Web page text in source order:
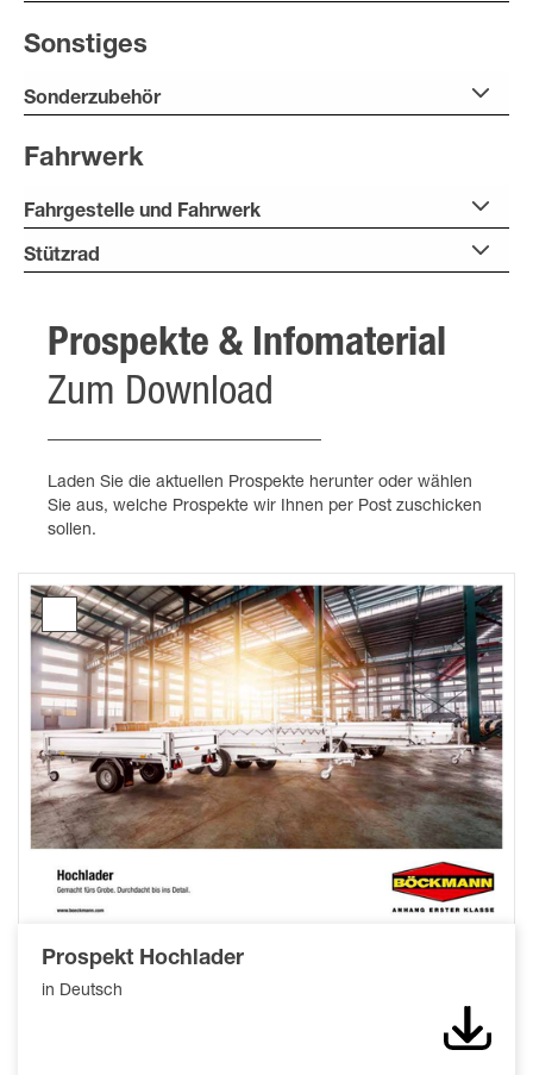
Sonstiges
Sonderzubehör
Fahrwerk
Fahrgestelle und Fahrwerk
Stützrad
Prospekte & Infomaterial
Zum Download
Laden Sie die aktuellen Prospekte herunter oder wählen
Sie aus, welche Prospekte wir Ihnen per Post zuschicken
sollen.
Prospekt
Hochlader
Prospekt Hochlader
in Deutsch